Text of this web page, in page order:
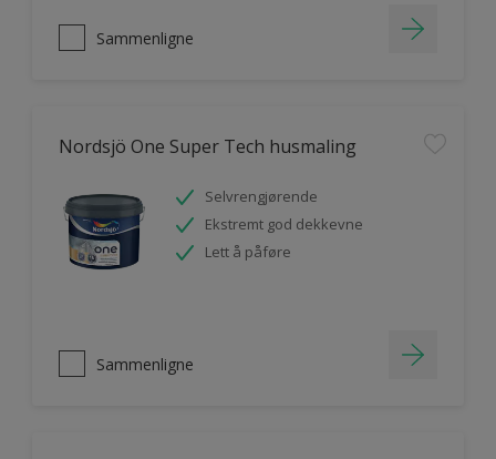
Sammenligne
Nordsjö One Super Tech husmaling
Selvrengjørende
Ekstremt god dekkevne
Lett å påføre
Sammenligne